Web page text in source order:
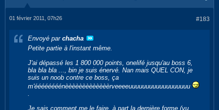
#183
01 février 2011, 07h26
Envoyé par chacha
Petite partie à l'instant même.
J'ai dépassé les 1 800 000 points, onelifé jusqu'au boss 6,
bla bla bla ..., bin je suis énervé. Nan mais QUEL CON, je
suis un noob contre ce boss, ça
m'éééééééénèèèèèèèèèèèèèrveeeeuuuuuuuuuuuuuuuuuu
.
Je sais comment me le faire, à part la dernière forme (vu